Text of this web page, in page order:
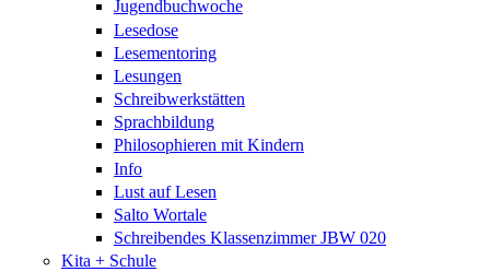
Jugendbuchwoche
Lesedose
Lesementoring
Lesungen
Schreibwerkstätten
Sprachbildung
Philosophieren mit Kindern
Info
Lust auf Lesen
Salto Wortale
Schreibendes Klassenzimmer JBW 020
Kita + Schule